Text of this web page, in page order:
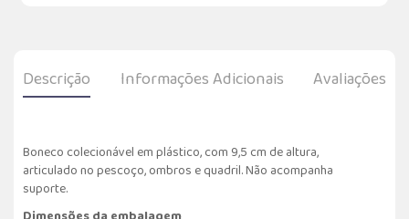
Descrição Informações Adicionais Avaliações
Boneco colecionável em plástico, com 9,5 cm de altura,
articulado no pescoço, ombros e quadril. Não acompanha
suporte.